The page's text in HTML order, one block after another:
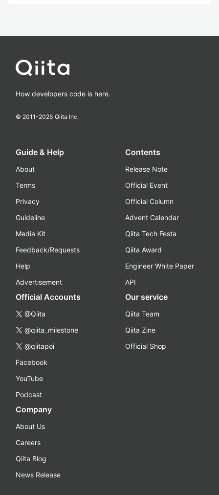
How developers code is here.
© 2011-2026 Qiita Inc.
Guide & Help
About
Terms
Privacy
Guideline
Media Kit
Feedback/Requests
Help
Advertisement
Contents
Release Note
Official Event
Official Column
Advent Calendar
Qiita Tech Festa
Qiita Award
Engineer White Paper
API
Official Accounts
@Qiita
@qiita_milestone
@qiitapoi
Facebook
YouTube
Podcast
Our service
Qiita Team
Qiita Zine
Official Shop
Company
About Us
Careers
Qiita Blog
News Release